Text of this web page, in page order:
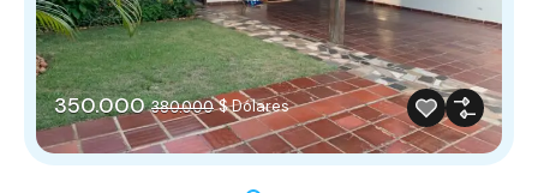
350.000 380.000 $ Dólares